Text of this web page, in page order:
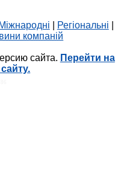
Міжнародні Регіональні
компаній
сайта. Перейти на